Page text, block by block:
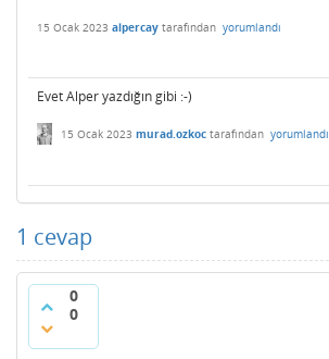
15 Ocak 2023 alpercay tarafından yorumlandı
Evet Alper yazdığın gibi :-)
15 Ocak 2023 murad.ozkoc tarafından yorumlandı
1 cevap
0
0